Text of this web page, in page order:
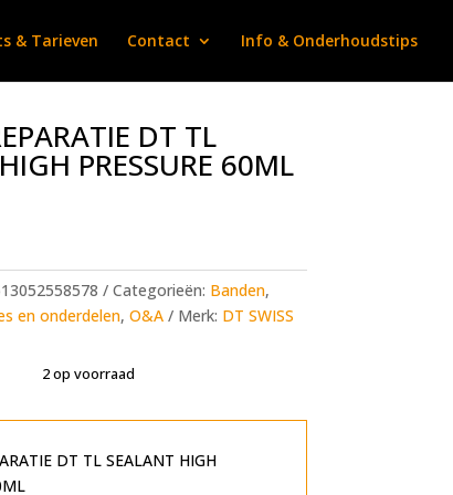
& Tarieven Contact Info & Onderhoudstips
DT TL
PRESSURE 60ML
Categorieën: Banden,
en onderdelen, O&A Merk: DT SWISS
2 op voorraad
l
t
DT TL SEALANT HIGH